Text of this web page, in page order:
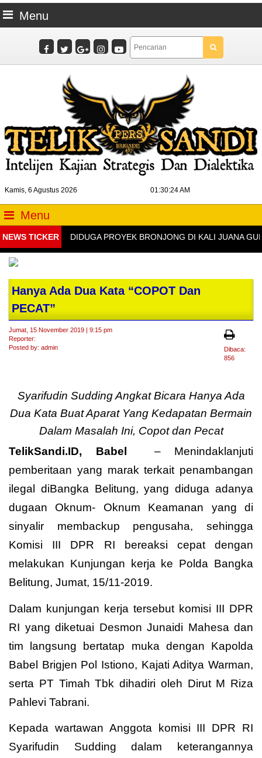
Menu
Kamis, 6 Agustus 2026 01:30:25 AM
Menu
NEWS TICKERDIDUGA PROYEK BRONJONG DI KALI JUANA
Hanya Ada Dua Kata “COPOT Dan
PECAT”
Jumat, 15 November 2019 | 9:15 pm
Reporter:
Posted by: admin
Dibaca:
856
Syarifudin Sudding Angkat Bicara Hanya Ada
Dua Kata Buat Aparat Yang Kedapatan Bermain
Dalam Masalah Ini, Copot dan Pecat
TelikSandi.ID, Babel – Menindaklanjuti
pemberitaan yang marak terkait penambangan
ilegal diBangka Belitung, yang diduga adanya
dugaan Oknum- Oknum Keamanan yang di
sinyalir membackup pengusaha, sehingga
Komisi III DPR RI bereaksi cepat dengan
melakukan Kunjungan kerja ke Polda Bangka
Belitung, Jumat, 15/11-2019.
Dalam kunjungan kerja tersebut komisi III DPR
RI yang diketuai Desmon Junaidi Mahesa dan
tim langsung bertatap muka dengan Kapolda
Babel Brigjen Pol Istiono, Kajati Aditya Warman,
serta PT Timah Tbk dihadiri oleh Dirut M Riza
Pahlevi Tabrani.
Kepada wartawan Anggota komisi III DPR RI
Syarifudin Sudding dalam keterangannya